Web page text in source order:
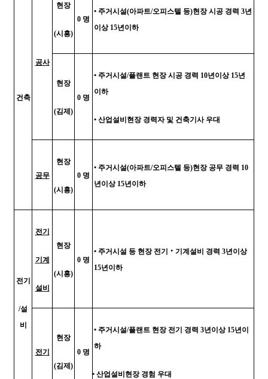
건축
공사
현장
(시흥)
0 명
• 주거시설(아파트/오피스텔 등)현장 시공 경력3년
이상 15년이하
현장
(김제)
0 명
• 주거시설/플랜트 현장 시공 경력 10년이상 15년
이하
•산업설비현장 경력자 및 건축기사 우대
공무
현장
(시흥)
0 명
• 주거시설(아파트/오피스텔 등)현장 공무 경력 10
년이상 15년이하
전기
/설
비
전기
기계
설비
현장
(시흥)
0 명
• 주거시설 등 현장 전기 ‧기계설비 경력3년이상
15년이하
전기
현장
(김제)
0 명
• 주거시설/플랜트 현장 전기 경력3년이상 15년이
하
•산업설비현장 경험 우대